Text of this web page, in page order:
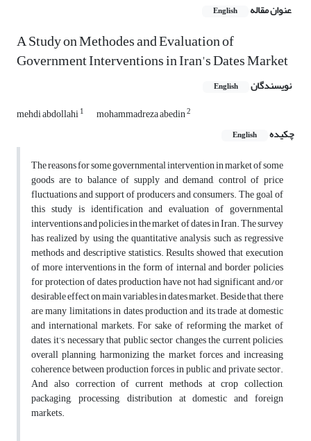
عنوان مقاله English
A Study on Methodes and Evaluation of
Government Interventions in Iran's Dates Market
نویسندگان English
mehdi abdollahi1 mohammadreza abedin2
چکیده English
The reasons for some governmental intervention in market of some
goods are to balance of supply and demand, control of price
fluctuations and support of producers and consumers. The goal of
this study is identification and evaluation of governmental
interventions and policies in the market of dates in Iran. The survey
has realized by using the quantitative analysis such as regressive
methods and descriptive statistics. Results showed that execution
of more interventions in the form of internal and border policies
for protection of dates production have not had significant and/or
desirable effect on main variables in dates market. Beside that, there
are many limitations in dates production and its trade at domestic
and international markets. For sake of reforming the market of
dates, it’s necessary that public sector changes the current policies,
overall planning, harmonizing the market forces and increasing
coherence between production forces in public and private sector.
And also correction of current methods at crop collection,
packaging, processing, distribution at domestic and foreign
markets.